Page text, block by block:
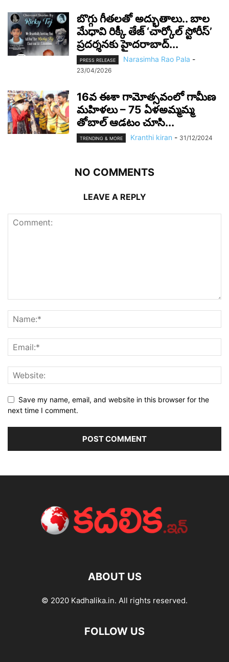
బొగ్గు గీతలతో అద్భుతాలు.. బాల
మేధావి రిక్కీ తేజ్ ‘చార్కోల్ స్టోరీస్’
ప్రదర్శనకు హైదరాబాద్...
PRESS RELEASE Narasimha Rao Pala -
23/04/2026
16వ ఈశా గామోత్సవంలో గామీణ
మహిళలు – 75 ఏళఅమ్మమ్మ
తోబాల్ ఆడటం చూసి...
TRENDING & MORE Kranthi kiran - 31/12/2024
NO COMMENTS
LEAVE A REPLY
Save my name, email, and website in this browser for the
next time I comment.
ABOUT US
© 2020 Kadhalika.in. All rights reserved.
FOLLOW US